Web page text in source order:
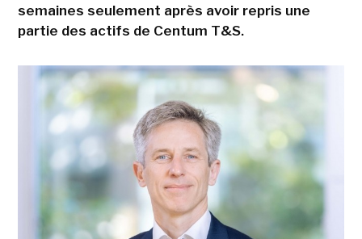
semaines seulement après avoir repris une
partie des actifs de Centum T&S.